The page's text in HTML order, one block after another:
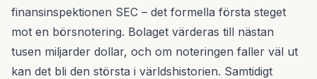
finansinspektionen SEC – det formella första steget
mot en börsnotering. Bolaget värderas till nästan
tusen miljarder dollar, och om noteringen faller väl ut
kan det bli den största i världshistorien. Samtidigt